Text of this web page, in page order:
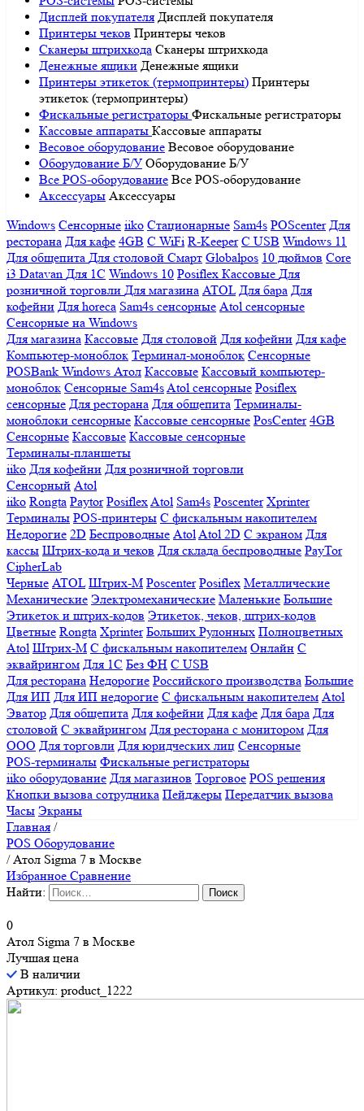
Дисплей покупателя Дисплей покупателя
Принтеры чеков Принтеры чеков
Сканеры штрихкода Сканеры штрихкода
Денежные ящики Денежные ящики
Принтеры этикеток (термопринтеры) Принтеры
этикеток (термопринтеры)
Фискальные регистраторы Фискальные регистраторы
Кассовые аппараты Кассовые аппараты
Весовое оборудование Весовое оборудование
Оборудование Б/У Оборудование Б/У
Все POS-оборудование Все POS-оборудование
Аксессуары Аксессуары
Windows Сенсорные iiko Стационарные Sam4s POScenter Для
ресторана Для кафе 4GB С WiFi R-Keeper С USB Windows 11
Для общепита Для столовой Смарт Globalpos 10 дюймов Core
i3 Datavan Для 1С Windows 10 Posiflex Кассовые Для
розничной торговли Для магазина ATOL Для бара Для
кофейни Для horeca Sam4s сенсорные Atol сенсорные
Сенсорные на Windows
Для магазина Кассовые Для столовой Для кофейни Для кафе
Компьютер-моноблок Терминал-моноблок Сенсорные
POSBank Windows Атол Кассовые Кассовый компьютер-
моноблок Сенсорные Sam4sAtol сенсорные Posiflex
сенсорные Для ресторана Для общепита Терминалы-
моноблоки сенсорные Кассовые сенсорные PosCenter 4GB
Сенсорные Кассовые Кассовые сенсорные
Терминалы-планшеты
iiko Для кофейни Для розничной торговли
Сенсорный Atol
iiko Rongta Paytor PosiflexAtol Sam4s Poscenter Xprinter
Терминалы POS-принтеры С фискальным накопителем
Недорогие 2D Беспроводные AtolAtol 2D С экраном Для
кассы Штрих-кода и чеков Для склада беспроводные PayTor
CipherLab
Черные ATOL Штрих-М Poscenter Posiflex Металлические
Механические Электромеханические Маленькие Большие
Этикеток и штрих-кодов Этикеток, чеков, штрих-кодов
Цветные Rongta Xprinter Больших Рулонных Полноцветных
Atol Штрих-М С фискальным накопителем Онлайн С
эквайрингом Для 1С Без ФН С USB
Для ресторана Недорогие Российского производства Большие
Для ИП Для ИП недорогие С фискальным накопителем Atol
Эватор Для общепита Для кофейни Для кафе Для бара Для
столовой С эквайрингом Для ресторана с монитором Для
ООО Для торговли Для юридческих лиц Сенсорные
POS-терминалы Фискальные регистраторы
iiko оборудование Для магазинов Торговое POS решения
Кнопки вызова сотрудника Пейджеры Передатчик вызова
Часы Экраны
Главная /
POS Оборудование
/Атол Sigma 7 в Москве
Избранное Сравнение
Найти:
0
Атол Sigma 7 в Москве
Лучшая цена
В наличии
Артикул: product_1222